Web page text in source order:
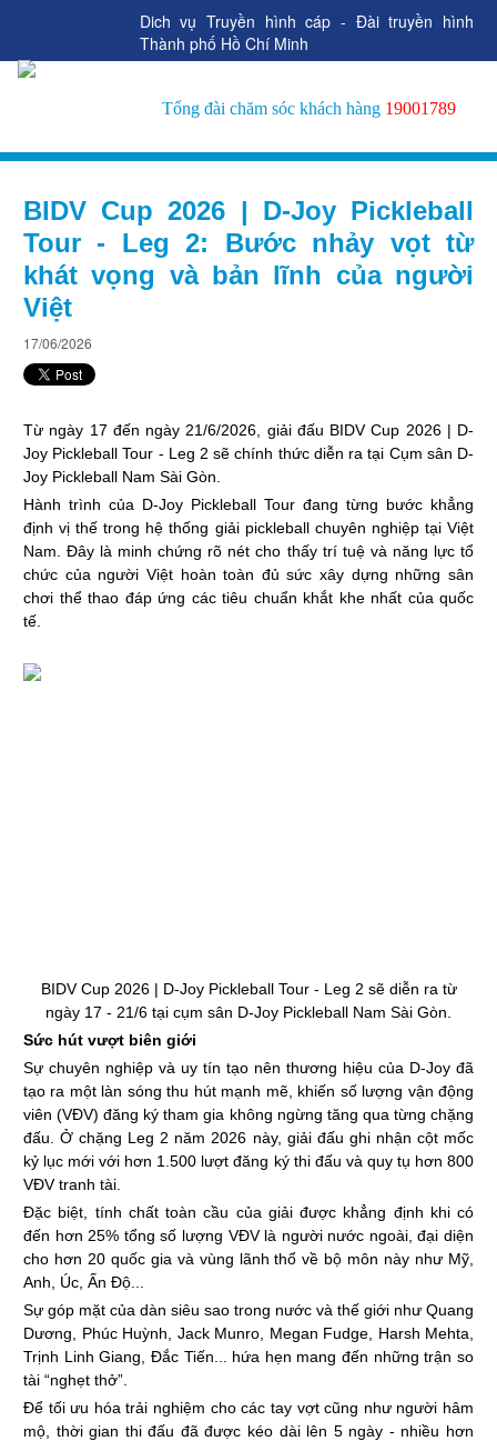
Dich vụ Truyền hình cáp - Đài truyền hình
Thành phố Hồ Chí Minh
Tổng đài chăm sóc khách hàng 19001789
BIDV Cup 2026 | D-Joy Pickleball
Tour - Leg 2: Bước nhảy vọt từ
khát vọng và bản lĩnh của người
Việt
17/06/2026
Từ ngày 17 đến ngày 21/6/2026, giải đấu BIDV Cup 2026 | D-
Joy Pickleball Tour - Leg 2 sẽ chính thức diễn ra tại Cụm sân D-
Joy Pickleball Nam Sài Gòn.
Hành trình của D-Joy Pickleball Tour đang từng bước khẳng
định vị thế trong hệ thống giải pickleball chuyên nghiệp tại Việt
Nam. Đây là minh chứng rõ nét cho thấy trí tuệ và năng lực tổ
chức của người Việt hoàn toàn đủ sức xây dựng những sân
chơi thể thao đáp ứng các tiêu chuẩn khắt khe nhất của quốc
tế.
BIDV Cup 2026 | D-Joy Pickleball Tour - Leg 2 sẽ diễn ra từ
ngày 17 - 21/6 tại cụm sân D-Joy Pickleball Nam Sài Gòn.
Sức hút vượt biên giới
Sự chuyên nghiệp và uy tín tạo nên thương hiệu của D-Joy đã
tạo ra một làn sóng thu hút mạnh mẽ, khiến số lượng vận động
viên (VĐV) đăng ký tham gia không ngừng tăng qua từng chặng
đấu. Ở chặng Leg 2 năm 2026 này, giải đấu ghi nhận cột mốc
kỷ lục mới với hơn 1.500 lượt đăng ký thi đấu và quy tụ hơn 800
VĐV tranh tài.
Đặc biệt, tính chất toàn cầu của giải được khẳng định khi có
đến hơn 25% tổng số lượng VĐV là người nước ngoài, đại diện
cho hơn 20 quốc gia và vùng lãnh thổ về bộ môn này như Mỹ,
Anh, Úc, Ấn Độ...
Sự góp mặt của dàn siêu sao trong nước và thế giới như Quang
Dương, Phúc Huỳnh, Jack Munro, Megan Fudge, Harsh Mehta,
Trịnh Linh Giang, Đắc Tiến... hứa hẹn mang đến những trận so
tài “nghẹt thở”.
Để tối ưu hóa trải nghiệm cho các tay vợt cũng như người hâm
mộ, thời gian thi đấu đã được kéo dài lên 5 ngày - nhiều hơn